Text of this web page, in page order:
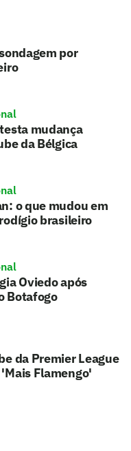
por
mudança
da Bélgica
o que mudou em
brasileiro
Oviedo após
Botafogo
da Premier League
Flamengo'